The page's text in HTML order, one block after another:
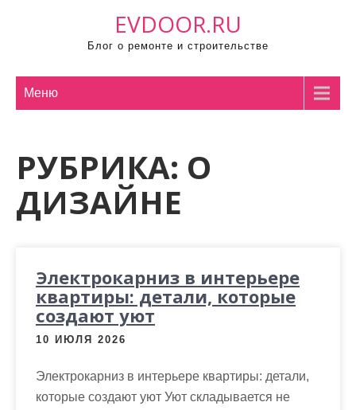
EVDOOR.RU
Блог о ремонте и строительстве
Меню
РУБРИКА: О
ДИЗАЙНЕ
Электрокарниз в интерьере
квартиры: детали, которые
создают уют
10 ИЮЛЯ 2026
Электрокарниз в интерьере квартиры: детали,
которые создают уют Уют складывается не